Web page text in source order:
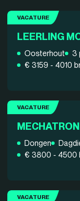
VACATURE
LEERLING
Oosterhout 3
€ 3159 - 4010
VACATURE
Dongen
€ 3800 - 4500
VACATURE